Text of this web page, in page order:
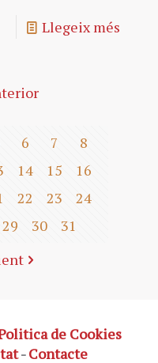
Llegeix més
6 7
8
14 15
16
22 23
24
29 30
31
de Cookies
-Contacte